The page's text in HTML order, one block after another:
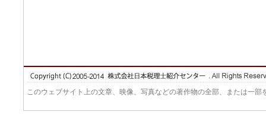
このウェブサイト上の文章、映像、写真などの著作物の全部、または一